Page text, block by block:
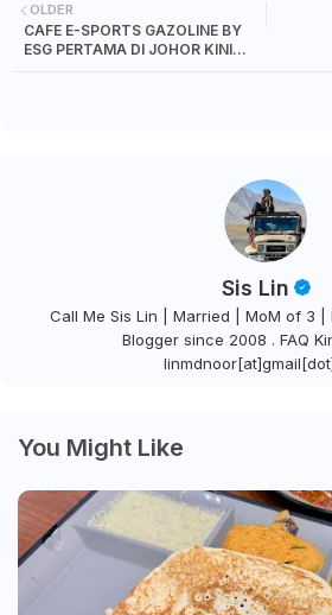
OLDER
CAFE E-SPORTS GAZOLINE BY
ESG PERTAMA DI JOHOR KINI
Sis Lin
Call Me Sis Lin | Married | MoM of 3 |
Blogger since 2008 . FAQ
You Might Like